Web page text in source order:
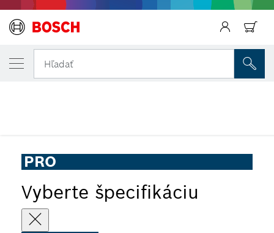
Hľadať
PRO
Vyberte špecifikáciu
VYBRANÁ VERZIA
Pílový list PRO Medium-Thick Metal
na presné rezanie